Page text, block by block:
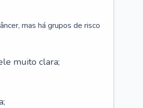
mas há grupos de risco
muito clara;